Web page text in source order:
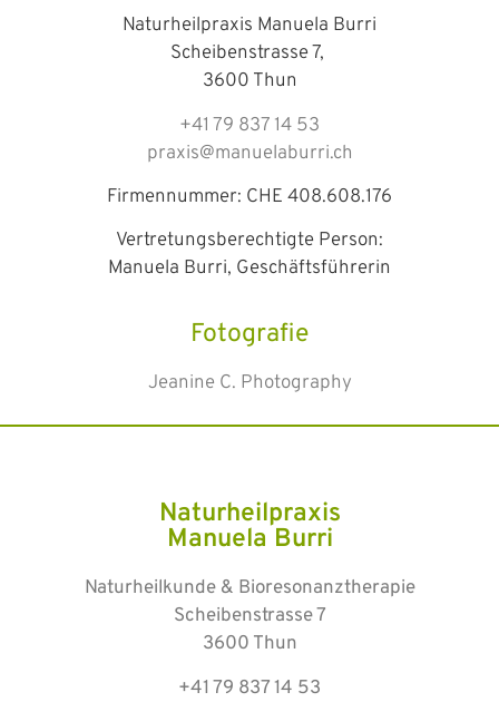
Naturheilpraxis Manuela Burri
Scheibenstrasse 7,
3600 Thun
+41 79 837 14 53
praxis@manuelaburri.ch
Firmennummer: CHE 408.608.176
Vertretungsberechtigte Person:
Manuela Burri, Geschäftsführerin
Fotografie
Jeanine C. Photography
Naturheilpraxis
Manuela Burri
Naturheilkunde & Bioresonanztherapie
Scheibenstrasse 7
3600 Thun
+41 79 837 14 53